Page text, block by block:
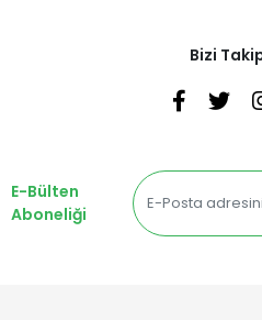
Bizi
E-Bülten
Aboneliği